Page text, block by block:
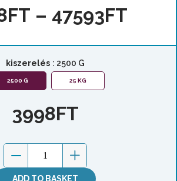
FT – 47593FT
kiszerelés : 2500 G
2500 G 25 KG
3998FT
ADD TO BASKET